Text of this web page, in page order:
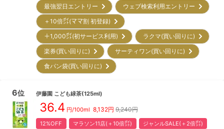
最強翌日エントリー
ウェブ検索利用エントリー
＋10倍㌽(ママ割 初登録)
＋1,000㌽(初サービス利用)
ラクマ(買い回りに)
楽券(買い回りに)
サーティワン(買い回りに)
食パン袋(買い回りに)
6位 伊藤園 こども緑茶(125ml)
36.4 円/100ml 8,132円 9,240円
12%OFF マラソン11店(＋10倍㌽)
ジャンルSALE(＋2倍㌽)